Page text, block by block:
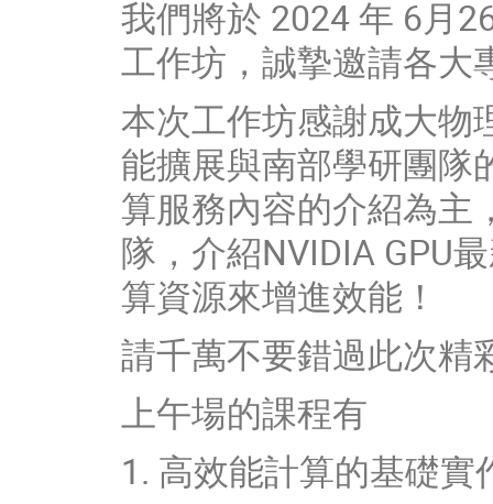
我們將於 2024 年 6月
工作坊，誠摯邀請各大
本次工作坊感謝成大物
能擴展與南部學研團隊
算服務內容的介紹為主
隊，介紹NVIDIA GPU
算資源來增進效能！
請千萬不要錯過此次精
上午場的課程有
1. 高效能計算的基礎實